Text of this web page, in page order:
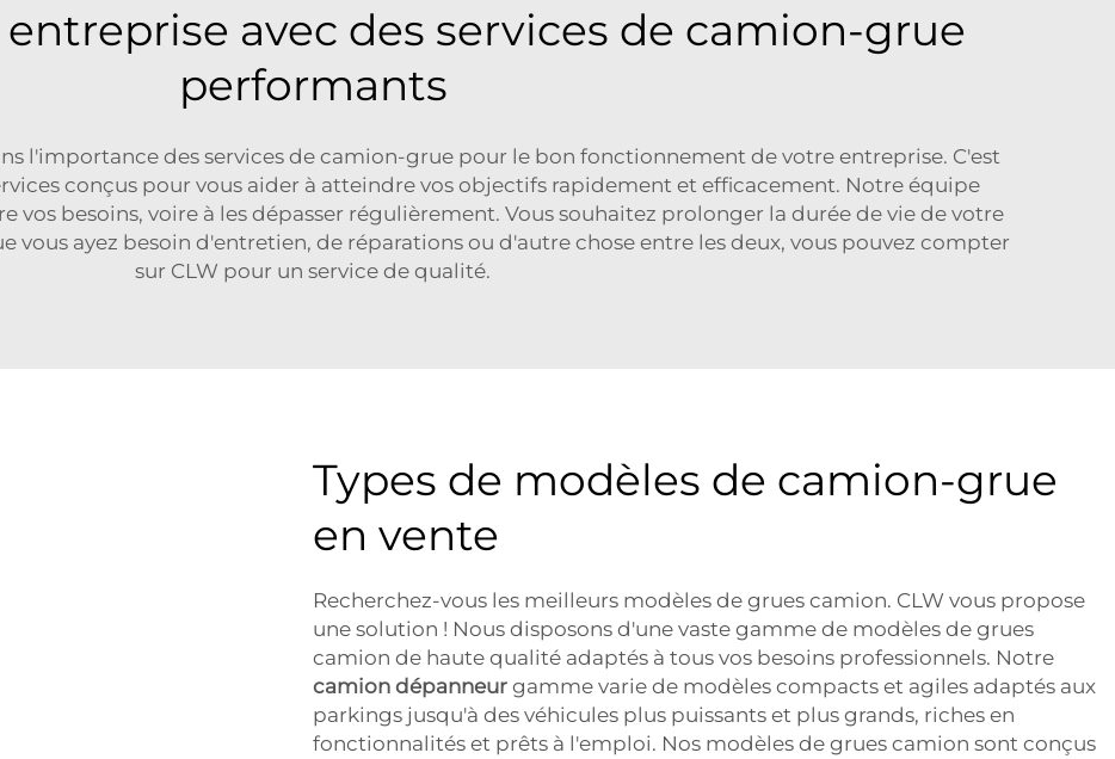
avec des services de camion-grue
performants
l'importance des services de camion-grue pour le bon fonctionnement de votre entreprise. C'est
conçus pour vous aider à atteindre vos objectifs rapidement et efficacement. Notre équipe
vos besoins, voire à les dépasser régulièrement. Vous souhaitez prolonger la durée de vie de votre
vous ayez besoin d'entretien, de réparations ou d'autre chose entre les deux, vous pouvez compter
sur CLW pour un service de qualité.
Types de modèles de camion-grue
en vente
Recherchez-vous les meilleurs modèles de grues camion. CLW vous propose
une solution ! Nous disposons d'une vaste gamme de modèles de grues
camion de haute qualité adaptés à tous vos besoins professionnels. Notre
camion dépanneur gamme varie de modèles compacts et agiles adaptés aux
parkings jusqu'à des véhicules plus puissants et plus grands, riches en
fonctionnalités et prêts à l'emploi. Nos modèles de grues camion sont conçus